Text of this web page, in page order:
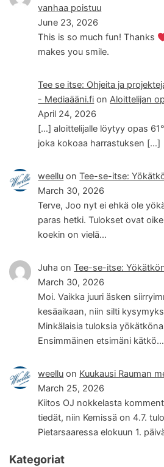
vanhaa poistuu
June 23, 2026
This is so much fun! Thanks
makes you smile.
Tee se itse: Ohjeita ja
- Mediaääni.fi onAloittelijan
April 24, 2026
[…] aloittelijalle löytyy opas
joka kokoaa harrastuksen […]
weellu onTee-se-itse:
March 30, 2026
Terve, Joo nyt ei ehkä ole
paras hetki. Tulokset ovat
koekin on vielä…
Juha onTee-se-itse:
March 30, 2026
Moi. Vaikka juuri äsken
kesäaikaan, niin silti
Minkälaisia tuloksia
Ensimmäinen etsimäni kätkö…
weellu on Kuukausi Rauman
March 25, 2026
Kiitos OJ nokkelasta
tiedät, niin Kemissä on 4.7.
Pietarsaaressa elokuun 1.
Kategoriat